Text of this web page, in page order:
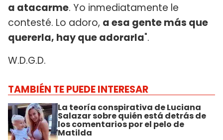
a atacarme. Yo inmediatamente le
contesté. Lo adoro, a esa gente más que
quererla, hay que adorarla".
W.D.G.D.
TAMBIÉN TE PUEDE INTERESAR
La teoría conspirativa de Luciana
Salazar sobre quién está detrás de
los comentarios por el pelo de
Matilda